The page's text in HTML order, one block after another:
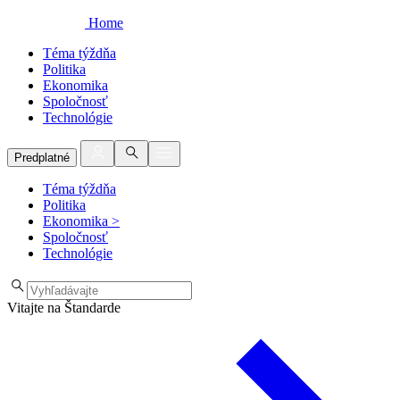
Home
Téma týždňa
Politika
Ekonomika
Spoločnosť
Technológie
Predplatné
Téma týždňa
Politika
Ekonomika >
Spoločnosť
Technológie
Vitajte na Štandarde